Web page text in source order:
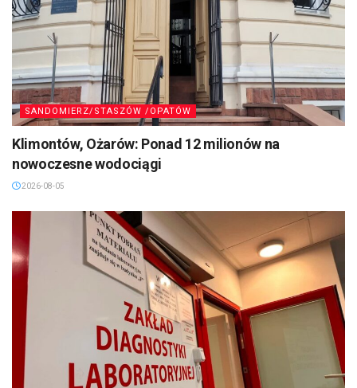
SANDOMIERZ/STASZÓW /OPATÓW
Klimontów, Ożarów: Ponad 12 milionów na
nowoczesne wodociągi
2026-08-05